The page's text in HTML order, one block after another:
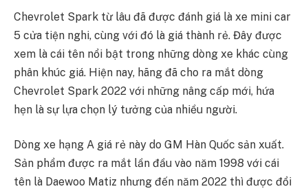
Chevrolet Spark từ lâu đã được đánh giá là xe mini car
5 cửa tiện nghi, cùng với đó là giá thành rẻ. Đây được
xem là cái tên nổi bật trong những dòng xe khác cùng
phân khúc giá. Hiện nay, hãng đã cho ra mắt dòng
Chevrolet Spark 2022 với những nâng cấp mới, hứa
hẹn là sự lựa chọn lý tưởng của nhiều người.
Dòng xe hạng A giá rẻ này do GM Hàn Quốc sản xuất.
Sản phẩm được ra mắt lần đầu vào năm 1998 với cái
tên là Daewoo Matiz nhưng đến năm 2022 thì được đổi